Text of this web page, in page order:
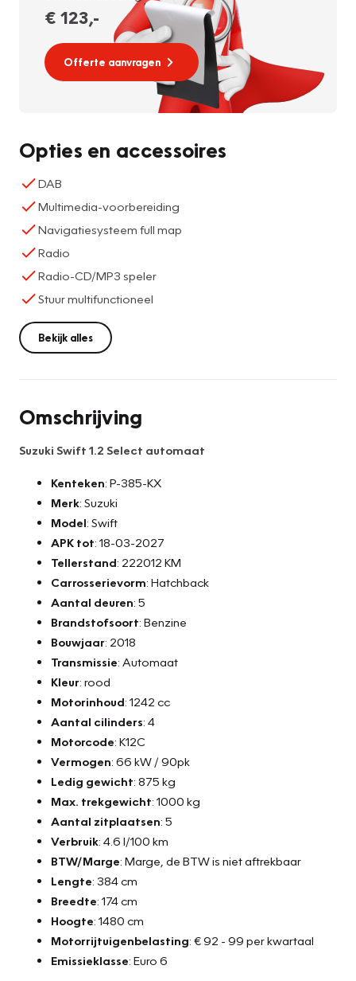
€ 123,-
Offerte aanvragen
Opties en accessoires
DAB
Multimedia-voorbereiding
Navigatiesysteem full map
Radio
Radio-CD/MP3 speler
Stuur multifunctioneel
Bekijk alles
Omschrijving
Suzuki Swift 1.2 Select automaat
Kenteken: P-385-KX
Merk: Suzuki
Model: Swift
APK tot: 18-03-2027
Tellerstand: 222012 KM
Carrosserievorm: Hatchback
Aantal deuren: 5
Brandstofsoort: Benzine
Bouwjaar: 2018
Transmissie: Automaat
Kleur: rood
Motorinhoud: 1242 cc
Aantal cilinders: 4
Motorcode: K12C
Vermogen: 66 kW / 90pk
Ledig gewicht: 875 kg
Max. trekgewicht: 1000 kg
Aantal zitplaatsen: 5
Verbruik: 4.6 l/100 km
BTW/Marge: Marge, de BTW is niet aftrekbaar
Lengte: 384 cm
Breedte: 174 cm
Hoogte: 1480 cm
Motorrijtuigenbelasting: € 92 - 99 per kwartaal
Emissieklasse: Euro 6